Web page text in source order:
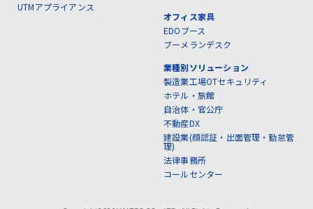
UTMアプライアンス
オフィス家具
EDOブース
ブーメランデスク
業種別ソリューション
製造業工場OTセキュリティ
ホテル・旅館
自治体・官公庁
不動産DX
建設業(顔認証・出面管理・勤怠管
理)
法律事務所
コールセンター